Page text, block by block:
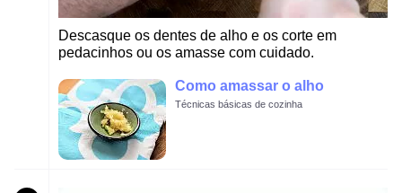
Descasque os dentes de alho e os corte em
pedacinhos ou os amasse com cuidado.
Como amassar o alho
Técnicas básicas de cozinha